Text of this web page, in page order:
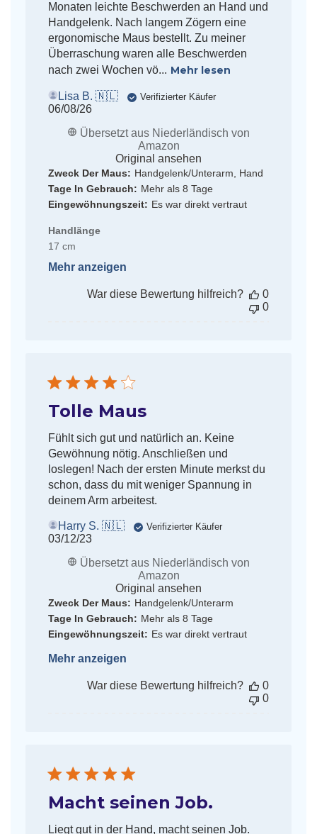
Monaten leichte Beschwerden an Hand und
Handgelenk. Nach langem Zögern eine
ergonomische Maus bestellt. Zu meiner
Überraschung waren alle Beschwerden
nach zwei Wochen vö... Mehr lesen
Lisa B. 🇳🇱 Verifizierter Käufer
Veröffentlichungsdatum
06/08/26
Übersetzt aus Niederländisch von
Amazon
Original ansehen
Zweck Der Maus: Handgelenk/Unterarm, Hand
Tage In Gebrauch: Mehr als 8 Tage
Eingewöhnungszeit: Es war direkt vertraut
Handlänge
17 cm
Mehr anzeigen
War diese Bewertung hilfreich?
0
0
Tolle Maus
Fühlt sich gut und natürlich an. Keine
Gewöhnung nötig. Anschließen und
loslegen! Nach der ersten Minute merkst du
schon, dass du mit weniger Spannung in
deinem Arm arbeitest.
Harry S. 🇳🇱 Verifizierter Käufer
Veröffentlichungsdatum
03/12/23
Übersetzt aus Niederländisch von
Amazon
Original ansehen
Zweck Der Maus: Handgelenk/Unterarm
Tage In Gebrauch: Mehr als 8 Tage
Eingewöhnungszeit: Es war direkt vertraut
Mehr anzeigen
War diese Bewertung hilfreich?
0
0
Macht seinen Job.
Liegt gut in der Hand, macht seinen Job.